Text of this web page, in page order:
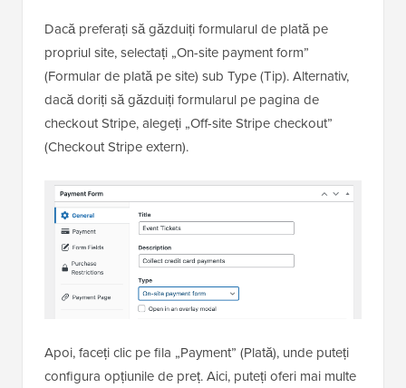
Dacă preferați să găzduiți formularul de plată pe
propriul site, selectați „On-site payment form”
(Formular de plată pe site) sub Type (Tip). Alternativ,
dacă doriți să găzduiți formularul pe pagina de
checkout Stripe, alegeți „Off-site Stripe checkout”
(Checkout Stripe extern).
Apoi, faceți clic pe fila „Payment” (Plată), unde puteți
configura opțiunile de preț. Aici, puteți oferi mai multe